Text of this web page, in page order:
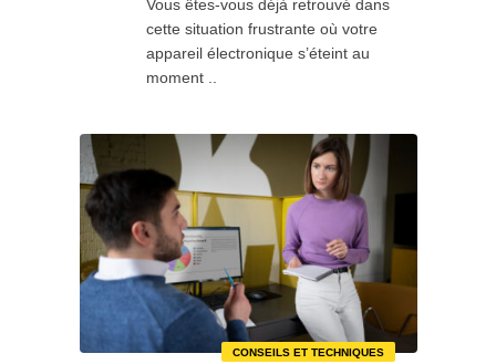
Vous êtes-vous déjà retrouvé dans
cette situation frustrante où votre
appareil électronique s’éteint au
moment ..
CONSEILS ET TECHNIQUES